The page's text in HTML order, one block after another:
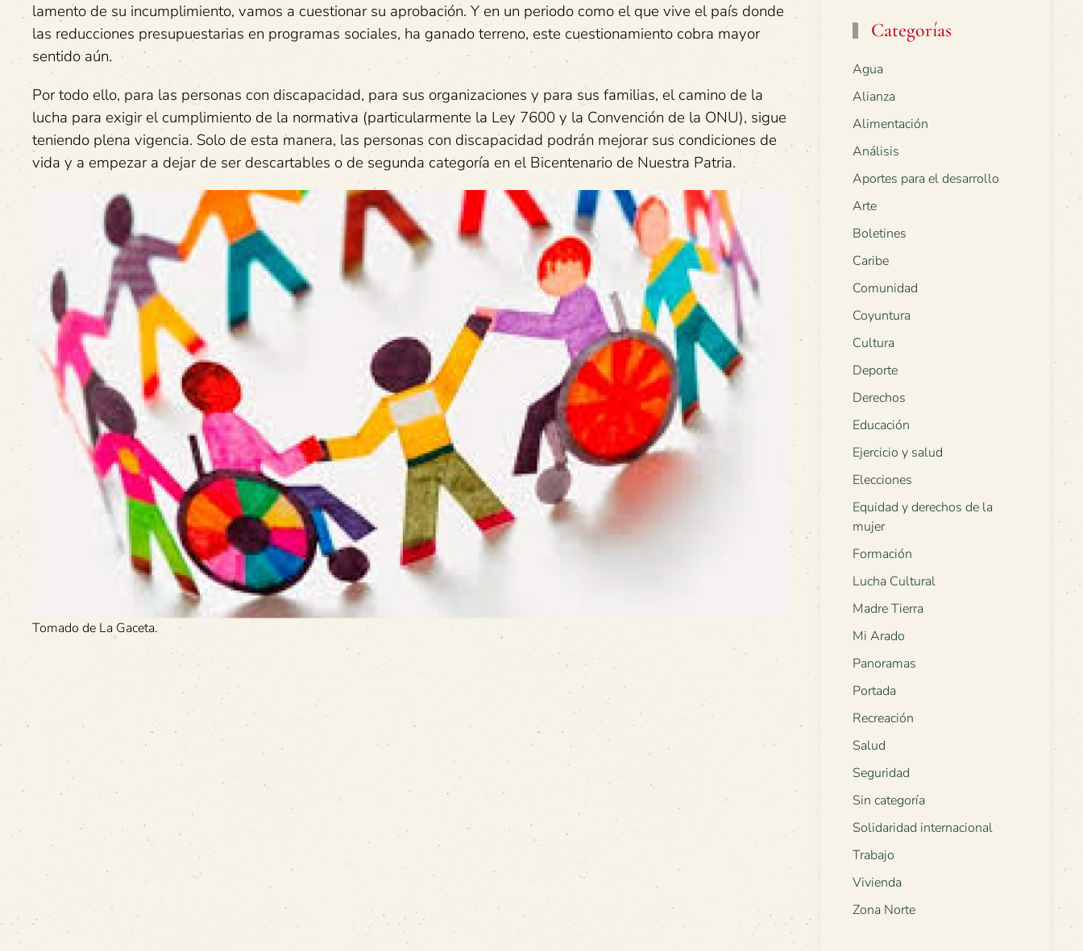
lamento de su incumplimiento, vamos a cuestionar su aprobación. Y en un periodo como el que vive el país donde
las reducciones presupuestarias en programas sociales, ha ganado terreno, este cuestionamiento cobra mayor
sentido aún.
Por todo ello, para las personas con discapacidad, para sus organizaciones y para sus familias, el camino de la
lucha para exigir el cumplimiento de la normativa (particularmente la Ley 7600 y la Convención de la ONU), sigue
teniendo plena vigencia. Solo de esta manera, las personas con discapacidad podrán mejorar sus condiciones de
vida y a empezar a dejar de ser descartables o de segunda categoría en el Bicentenario de Nuestra Patria.
Tomado de La Gaceta.
Categorías
Agua
Alianza
Alimentación
Análisis
Aportes para el desarrollo
Arte
Boletines
Caribe
Comunidad
Coyuntura
Cultura
Deporte
Derechos
Educación
Ejercicio y salud
Elecciones
Equidad y derechos de la
mujer
Formación
Lucha Cultural
Madre Tierra
Mi Arado
Panoramas
Portada
Recreación
Salud
Seguridad
Sin categoría
Solidaridad internacional
Trabajo
Vivienda
Zona Norte